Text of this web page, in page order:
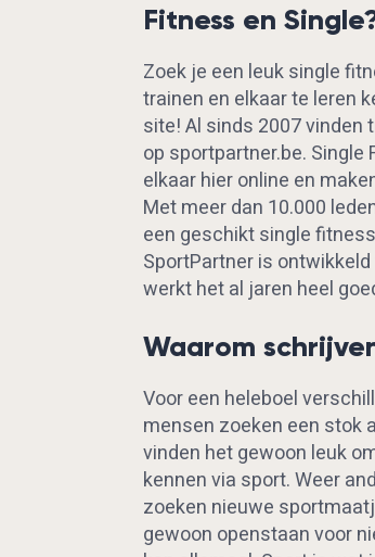
Fitness en
Zoek je een leuk single
trainen en elkaar te leren
site! Al sinds 2007
op sportpartner.be.
elkaar hier online en
Met meer dan 10.000
een geschikt single
SportPartner is
werkt het al jaren heel
Waarom
Voor een heleboel
mensen zoeken een stok
vinden het gewoon leuk
kennen via sport. Weer
zoeken nieuwe
gewoon openstaan voor